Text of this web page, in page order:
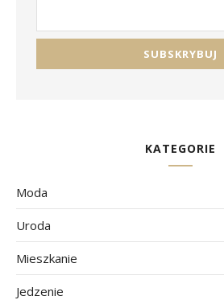
KATEGORIE
Moda
Uroda
Mieszkanie
Jedzenie